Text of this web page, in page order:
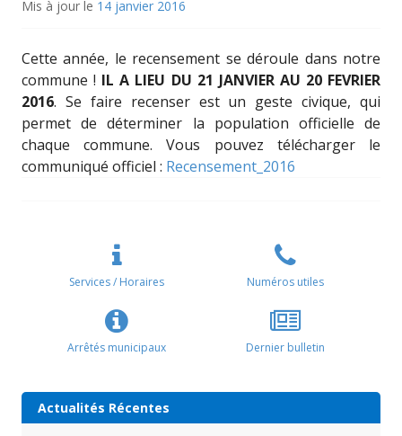
Mis à jour le 14 janvier 2016
Cette année, le recensement se déroule dans notre
commune ! IL A LIEU DU 21 JANVIER AU 20 FEVRIER
2016. Se faire recenser est un geste civique, qui
permet de déterminer la population officielle de
chaque commune. Vous pouvez télécharger le
communiqué officiel : Recensement_2016
Services / Horaires Numéros utiles
Arrêtés municipaux Dernier bulletin
Actualités Récentes